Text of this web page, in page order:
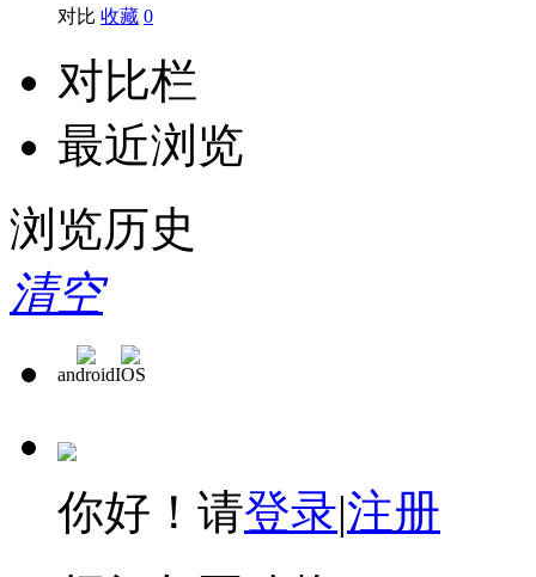
对比 收藏 0
对比栏
最近浏览
浏览历史
清空
androidIOS
你好！请登录|注册